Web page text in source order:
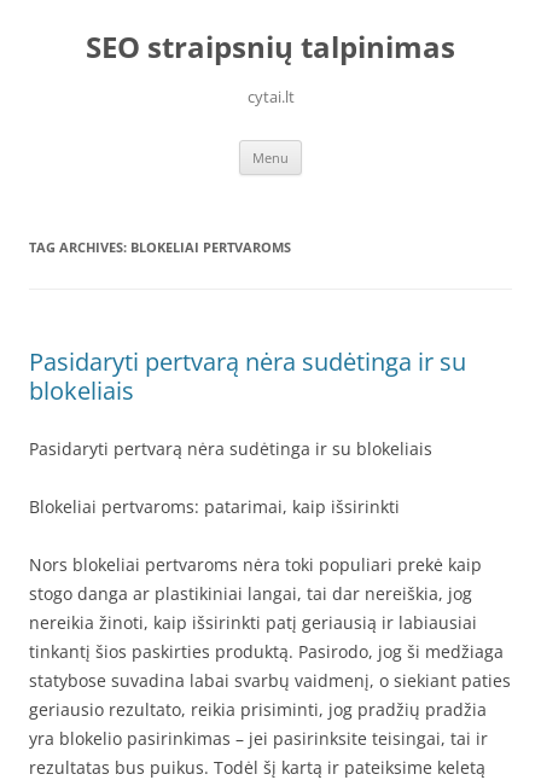
contentSEO straipsnių talpinimas
cytai.lt
Menu
TAG ARCHIVES: BLOKELIAI PERTVAROMS
Pasidaryti pertvarą nėra sudėtinga ir su
blokeliais
Pasidaryti pertvarą nėra sudėtinga ir su blokeliais
Blokeliai pertvaroms: patarimai, kaip išsirinkti
Nors blokeliai pertvaroms nėra toki populiari prekė kaip
stogo danga ar plastikiniai langai, tai dar nereiškia, jog
nereikia žinoti, kaip išsirinkti patį geriausią ir labiausiai
tinkantį šios paskirties produktą. Pasirodo, jog ši medžiaga
statybose suvadina labai svarbų vaidmenį, o siekiant paties
geriausio rezultato, reikia prisiminti, jog pradžių pradžia
yra blokelio pasirinkimas – jei pasirinksite teisingai, tai ir
rezultatas bus puikus. Todėl šį kartą ir pateiksime keletą